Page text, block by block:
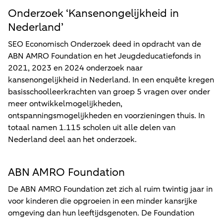
Onderzoek ‘Kansenongelijkheid in
Nederland’
SEO Economisch Onderzoek deed in opdracht van de
ABN AMRO Foundation en het Jeugdeducatiefonds in
2021, 2023 en 2024 onderzoek naar
kansenongelijkheid in Nederland. In een enquête kregen
basisschoolleerkrachten van groep 5 vragen over onder
meer ontwikkelmogelijkheden,
ontspanningsmogelijkheden en voorzieningen thuis. In
totaal namen 1.115 scholen uit alle delen van
Nederland deel aan het onderzoek.
ABN AMRO Foundation
De ABN AMRO Foundation zet zich al ruim twintig jaar in
voor kinderen die opgroeien in een minder kansrijke
omgeving dan hun leeftijdsgenoten. De Foundation